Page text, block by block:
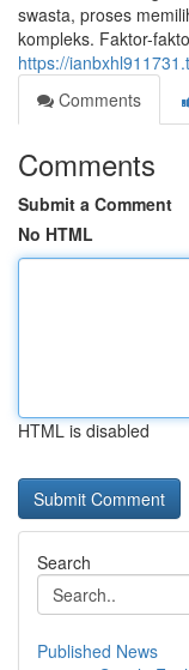
swasta, proses
kompleks. Faktor-
https://
Comments
Comments
Submit a Comment
No HTML
HTML is disabled
Search
Published News